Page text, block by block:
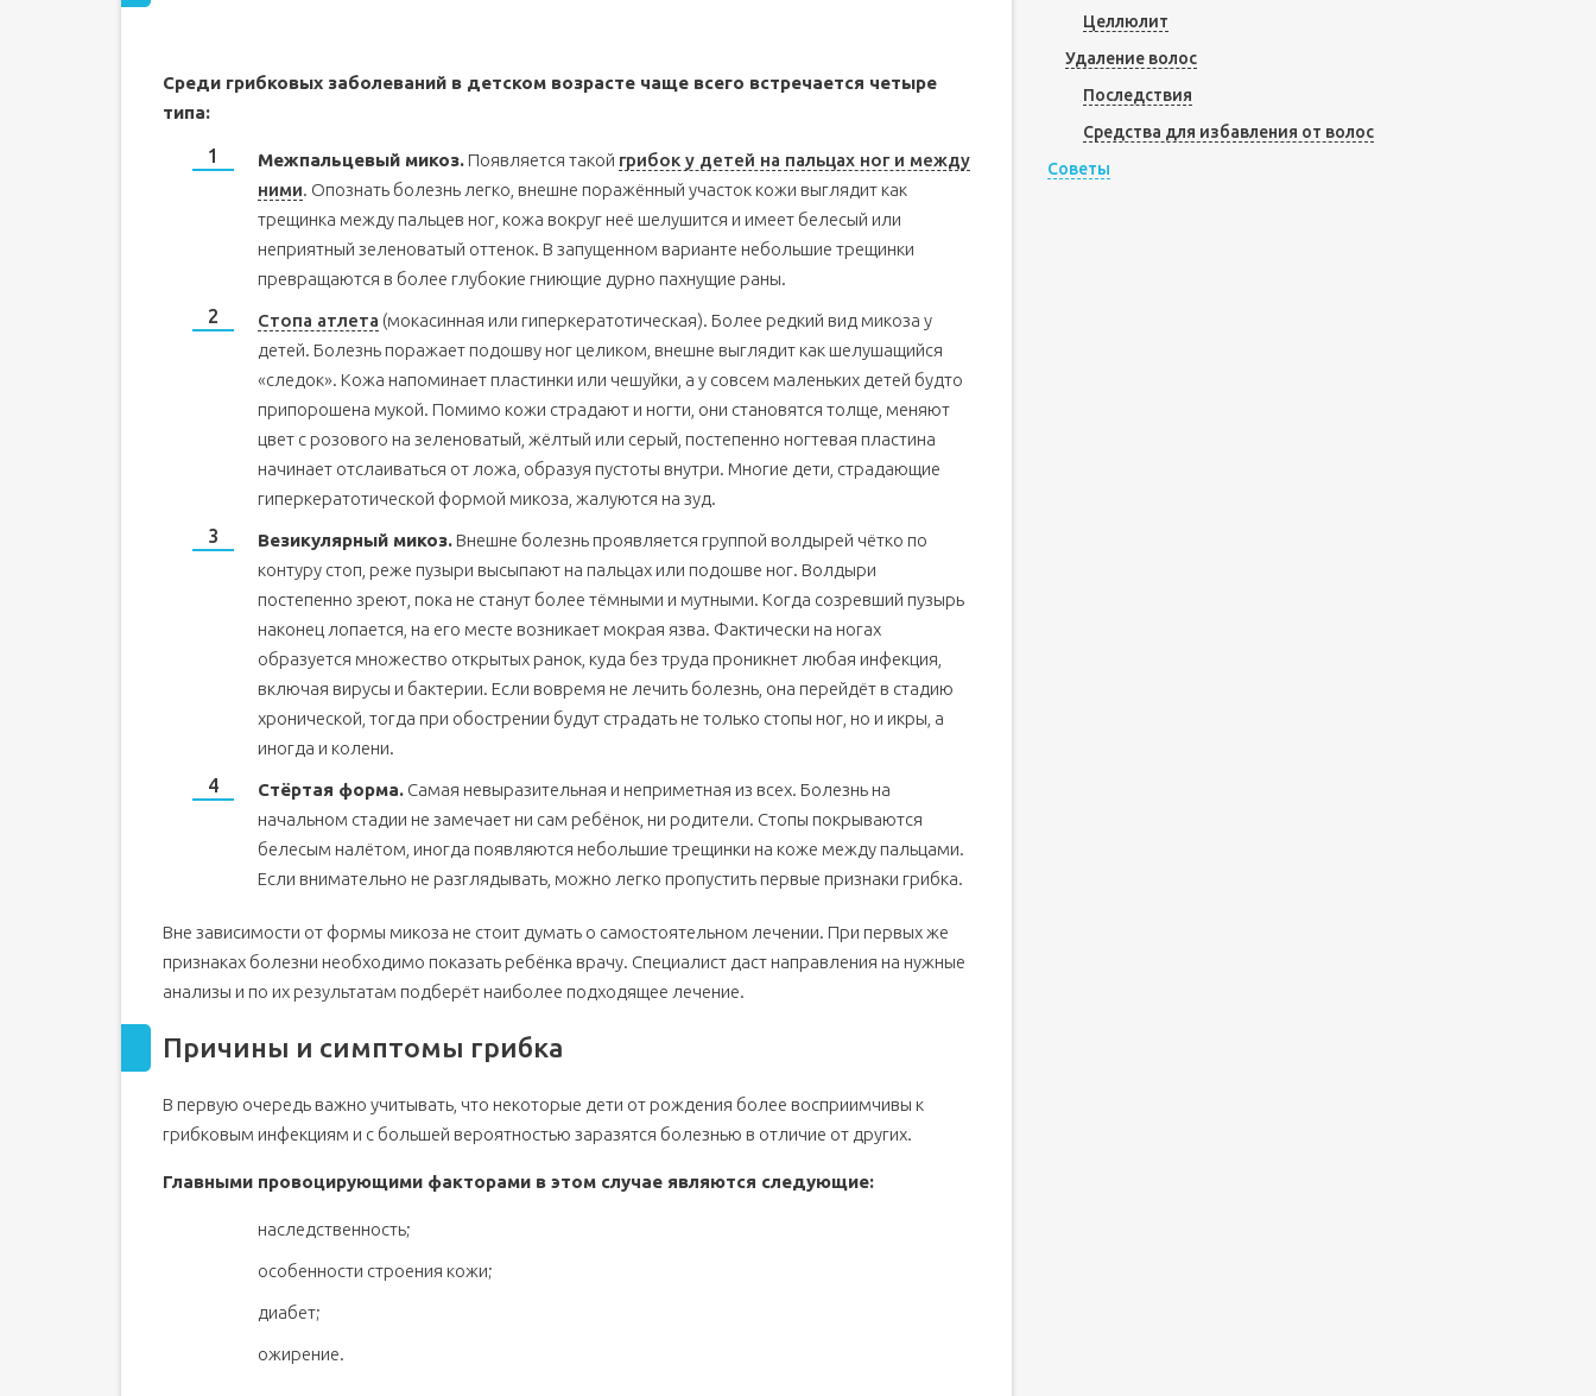
Среди грибковых заболеваний в детском возрасте чаще всего встречается четыре
типа:
Межпальцевый микоз. Появляется такой грибок у детей на пальцах ног и между
ними. Опознать болезнь легко, внешне поражённый участок кожи выглядит как
трещинка между пальцев ног, кожа вокруг неё шелушится и имеет белесый или
неприятный зеленоватый оттенок. В запущенном варианте небольшие трещинки
превращаются в более глубокие гниющие дурно пахнущие раны.
Стопа атлета (мокасинная или гиперкератотическая). Более редкий вид микоза у
детей. Болезнь поражает подошву ног целиком, внешне выглядит как шелушащийся
«следок». Кожа напоминает пластинки или чешуйки, а у совсем маленьких детей будто
припорошена мукой. Помимо кожи страдают и ногти, они становятся толще, меняют
цвет с розового на зеленоватый, жёлтый или серый, постепенно ногтевая пластина
начинает отслаиваться от ложа, образуя пустоты внутри. Многие дети, страдающие
гиперкератотической формой микоза, жалуются на зуд.
Везикулярный микоз. Внешне болезнь проявляется группой волдырей чётко по
контуру стоп, реже пузыри высыпают на пальцах или подошве ног. Волдыри
постепенно зреют, пока не станут более тёмными и мутными. Когда созревший пузырь
наконец лопается, на его месте возникает мокрая язва. Фактически на ногах
образуется множество открытых ранок, куда без труда проникнет любая инфекция,
включая вирусы и бактерии. Если вовремя не лечить болезнь, она перейдёт в стадию
хронической, тогда при обострении будут страдать не только стопы ног, но и икры, а
иногда и колени.
Стёртая форма. Самая невыразительная и неприметная из всех. Болезнь на
начальном стадии не замечает ни сам ребёнок, ни родители. Стопы покрываются
белесым налётом, иногда появляются небольшие трещинки на коже между пальцами.
Если внимательно не разглядывать, можно легко пропустить первые признаки грибка.
Вне зависимости от формы микоза не стоит думать о самостоятельном лечении. При первых же
признаках болезни необходимо показать ребёнка врачу. Специалист даст направления на нужные
анализы и по их результатам подберёт наиболее подходящее лечение.
Причины и симптомы грибка
В первую очередь важно учитывать, что некоторые дети от рождения более восприимчивы к
грибковым инфекциям и с большей вероятностью заразятся болезнью в отличие от других.
Главными провоцирующими факторами в этом случае являются следующие:
наследственность;
особенности строения кожи;
диабет;
ожирение.
Целлюлит
Удаление волос
Последствия
Средства для избавления от волос
Советы